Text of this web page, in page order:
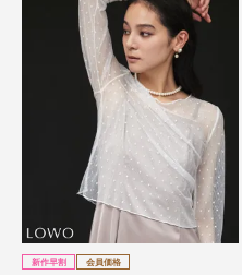
新作早割 会員価格